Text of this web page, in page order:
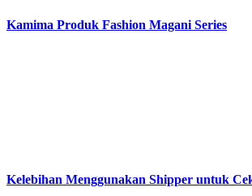
Kamima Produk Fashion Magani Series
Kelebihan Menggunakan Shipper untuk